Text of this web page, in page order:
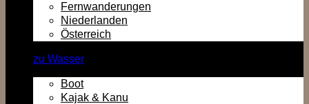
Fernwanderungen
Niederlanden
Österreich
zu Wasser
Boot
Kajak & Kanu